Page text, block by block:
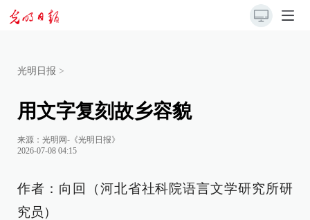
光明日报 >
用文字复刻故乡容貌
来源： 光明网-《光明日报》
2026-07-08 04:15
作者：向回（河北省社科院语言文学研究所研
究员）